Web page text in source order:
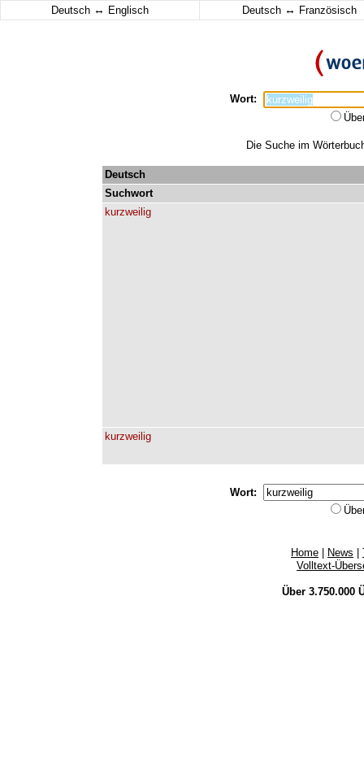
Deutsch ↔ Englisch Deutsch ↔ Französisch
Wort:
Die Suche im
Deutsch
Suchwort
kurzweilig
kurzweilig
Wort:
Home News
Volltext-
Über 3.750.000